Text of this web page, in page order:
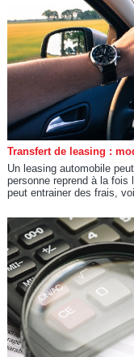
Transfert de leasing :
Un leasing automobile
personne reprend à la fois
peut entrainer des frais,